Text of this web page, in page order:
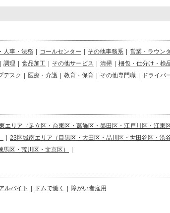
人事・法務 コールセンター その他事務系 営業・ラウン
調理 食品加工 その他サービス 清掃 梱包・仕分け・検
デスク 医療・介護 教育・保育 その他専門職 ドライバ
エリア（足立区・台東区・葛飾区・墨田区・江戸川区・江東区
23区城南エリア（目黒区・大田区・品川区・世田谷区・渋
区・荒川区・文京区）
ルバイト ドムで働く 障がい者雇用